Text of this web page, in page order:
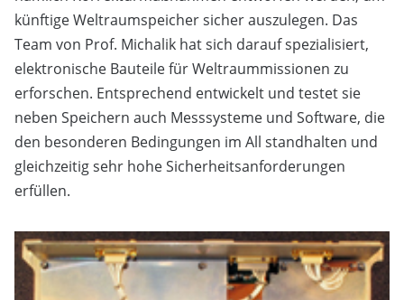
künftige Weltraumspeicher sicher auszulegen. Das
Team von Prof. Michalik hat sich darauf spezialisiert,
elektronische Bauteile für Weltraummissionen zu
erforschen. Entsprechend entwickelt und testet sie
neben Speichern auch Messsysteme und Software, die
den besonderen Bedingungen im All standhalten und
gleichzeitig sehr hohe Sicherheitsanforderungen
erfüllen.